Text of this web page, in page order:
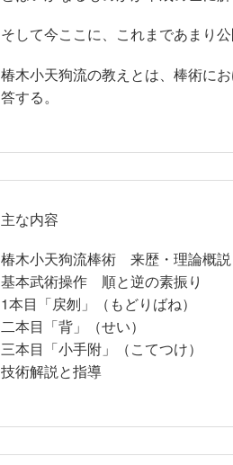
そして今ここに、これまであまり
椿木小天狗流の教えとは、棒術に
答する。
主な内容
椿木小天狗流棒術 来歴・理論概説
基本武術操作 順と逆の素振り
1本目「戻刎」（もどりばね）
二本目「背」（せい）
三本目「小手附」（こてつけ）
技術解説と指導